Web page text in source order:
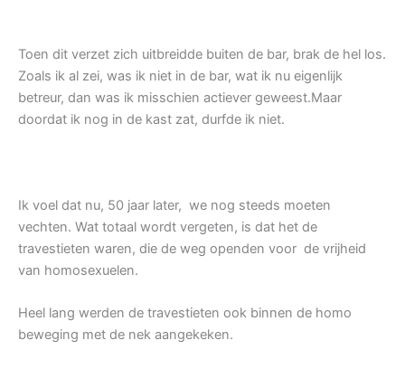
Toen dit verzet zich uitbreidde buiten de bar, brak de hel los.
Zoals ik al zei, was ik niet in de bar, wat ik nu eigenlijk
betreur, dan was ik misschien actiever geweest.Maar
doordat ik nog in de kast zat, durfde ik niet.
Ik voel dat nu, 50 jaar later, we nog steeds moeten
vechten. Wat totaal wordt vergeten, is dat het de
travestieten waren, die de weg openden voor de vrijheid
van homosexuelen.
Heel lang werden de travestieten ook binnen de homo
beweging met de nek aangekeken.